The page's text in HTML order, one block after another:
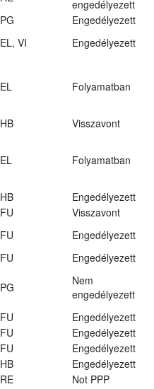
engedélyezett
PG
Engedélyezett
EL, VI
Engedélyezett
EL Folyamatban
HB
Visszavont
EL Folyamatban
HB
Engedélyezett
FU
Visszavont
FU
Engedélyezett
FU
Engedélyezett
PG
Nem
engedélyezett
FU
Engedélyezett
FU
Engedélyezett
FU
Engedélyezett
HB
Engedélyezett
RE
Not PPP